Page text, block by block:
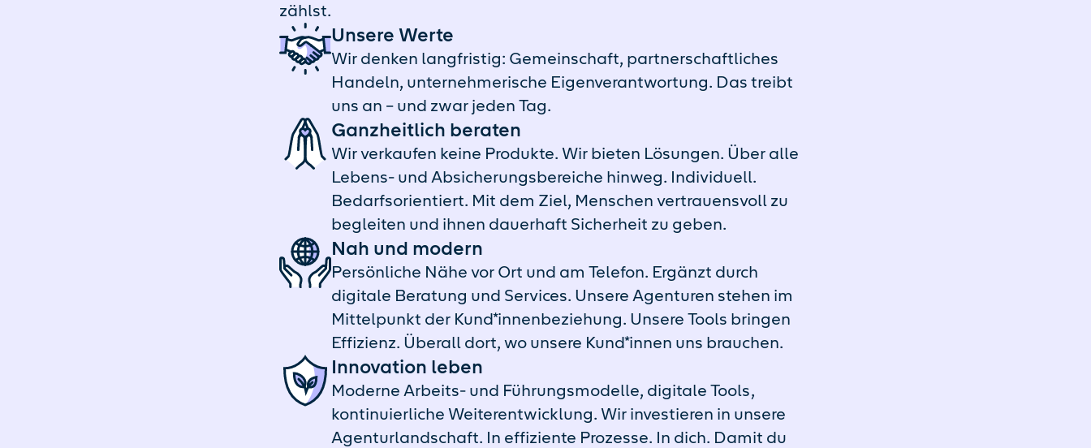
zählst.
Unsere Werte
Wir denken langfristig: Gemeinschaft, partnerschaftliches
Handeln, unternehmerische Eigenverantwortung. Das treibt
uns an – und zwar jeden Tag.
Ganzheitlich beraten
Wir verkaufen keine Produkte. Wir bieten Lösungen. Über alle
Lebens- und Absicherungsbereiche hinweg. Individuell.
Bedarfsorientiert. Mit dem Ziel, Menschen vertrauensvoll zu
begleiten und ihnen dauerhaft Sicherheit zu geben.
Nah und modern
Persönliche Nähe vor Ort und am Telefon. Ergänzt durch
digitale Beratung und Services. Unsere Agenturen stehen im
Mittelpunkt der Kund*innenbeziehung. Unsere Tools bringen
Effizienz. Überall dort, wo unsere Kund*innen uns brauchen.
Innovation leben
Moderne Arbeits- und Führungsmodelle, digitale Tools,
kontinuierliche Weiterentwicklung. Wir investieren in unsere
Agenturlandschaft. In effiziente Prozesse. In dich. Damit du